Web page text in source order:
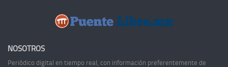
NOSOTROS
Periódico digital en tiempo real, con información preferentemente de